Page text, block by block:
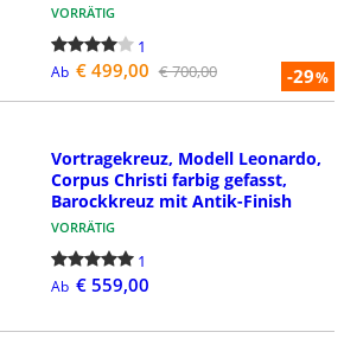
-29%
VORRÄTIG
1
Ab € 499,00 € 700,00
Vortragekreuz, Modell Leonardo,
Corpus Christi farbig gefasst,
Barockkreuz mit Antik-Finish
VORRÄTIG
1
Ab € 559,00